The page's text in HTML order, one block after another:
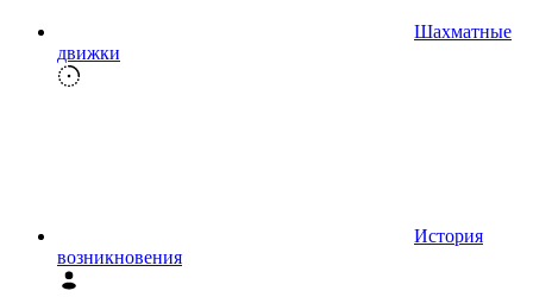
Шахматные
движки
История
возникновения